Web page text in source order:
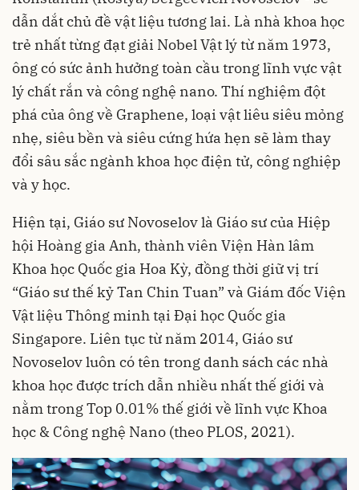
dẫn dắt chủ đề vật liệu tương lai. Là nhà khoa học
trẻ nhất từng đạt giải Nobel Vật lý từ năm 1973,
ông có sức ảnh hưởng toàn cầu trong lĩnh vực vật
lý chất rắn và công nghệ nano. Thí nghiệm đột
phá của ông về Graphene, loại vật liêu siêu mỏng
nhẹ, siêu bền và siêu cứng hứa hẹn sẽ làm thay
đổi sâu sắc ngành khoa học điện tử, công nghiệp
và y học.
Hiện tại, Giáo sư Novoselov là Giáo sư của Hiệp
hội Hoàng gia Anh, thành viên Viện Hàn lâm
Khoa học Quốc gia Hoa Kỳ, đồng thời giữ vị trí
“Giáo sư thế kỷ Tan Chin Tuan” và Giám đốc Viện
Vật liệu Thông minh tại Đại học Quốc gia
Singapore. Liên tục từ năm 2014, Giáo sư
Novoselov luôn có tên trong danh sách các nhà
khoa học được trích dẫn nhiều nhất thế giới và
nằm trong Top 0.01% thế giới về lĩnh vực Khoa
học & Công nghệ Nano (theo PLOS, 2021).